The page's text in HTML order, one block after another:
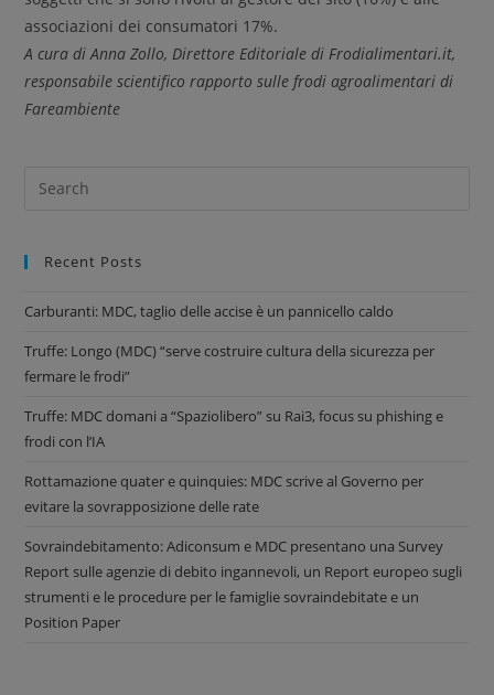
associazioni dei consumatori 17%.
A cura di Anna Zollo, Direttore Editoriale di Frodialimentari.it,
responsabile scientifico rapporto sulle frodi agroalimentari di
Fareambiente
Recent Posts
Carburanti: MDC, taglio delle accise è un pannicello caldo
Truffe: Longo (MDC) “serve costruire cultura della sicurezza per
fermare le frodi”
Truffe: MDC domani a “Spaziolibero” su Rai3, focus su phishing e
frodi con l’IA
Rottamazione quater e quinquies: MDC scrive al Governo per
evitare la sovrapposizione delle rate
Sovraindebitamento: Adiconsum e MDC presentano una Survey
Report sulle agenzie di debito ingannevoli, un Report europeo sugli
strumenti e le procedure per le famiglie sovraindebitate e un
Position Paper